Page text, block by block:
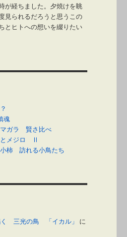
が経ちました。夕焼けを眺
見られるだろうと思うこの
とヒトへの想いを綴りたい
魂
ガラ 賢さ比べ
とメジロ Ⅱ
柿 訪れる小鳥たち
く 三光の鳥 「イカル」
に